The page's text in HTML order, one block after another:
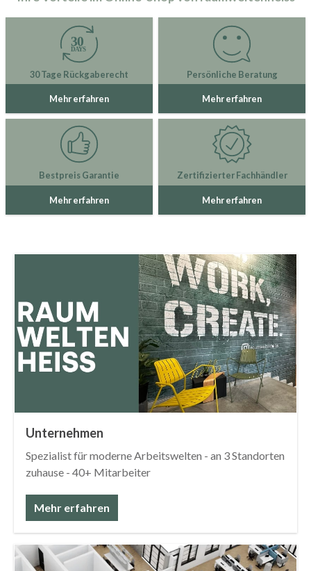
30 Tage Rückgaberecht
Mehr erfahren
Persönliche Beratung
Mehr erfahren
Bestpreis Garantie
Mehr erfahren
Zertifizierter Fachhändler
Mehr erfahren
Unternehmen
Spezialist für moderne Arbeitswelten - an 3 Standorten
zuhause - 40+ Mitarbeiter
Mehr erfahren